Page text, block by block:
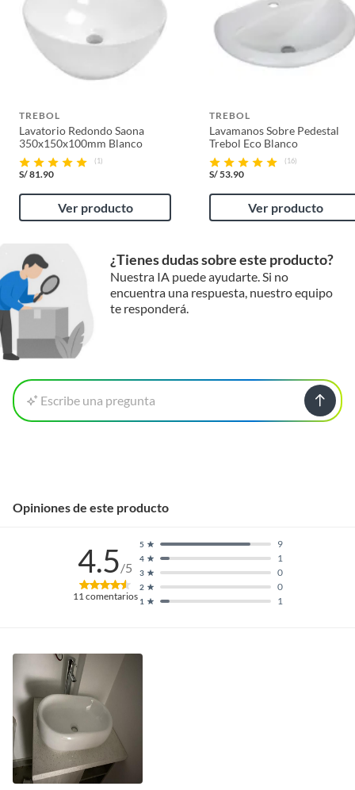
TREBOL
Lavatorio Redondo Saona
350x150x100mm Blanco
(1)
S/81.90
Ver producto
TREBOL
Lavamanos Sobre Pedestal
Trebol Eco Blanco
(16)
S/53.90
Ver producto
¿Tienes dudas sobre este producto?
Nuestra IA puede ayudarte. Si no
encuentra una respuesta, nuestro equipo
te responderá.
Escribe una pregunta
Opiniones de este producto
4.5/5
11comentarios 1 1
2 0
3 0
4 1
5 9